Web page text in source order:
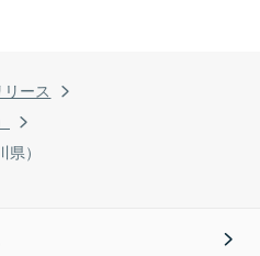
ース
）